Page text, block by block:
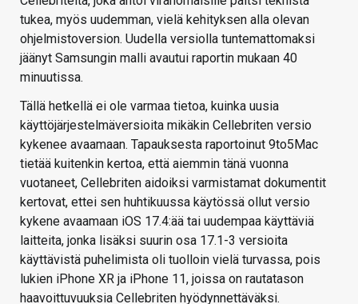
tukea, myös uudemman, vielä kehityksen alla olevan
ohjelmistoversion. Uudella versiolla tuntemattomaksi
jäänyt Samsungin malli avautui raportin mukaan 40
minuutissa.
Tällä hetkellä ei ole varmaa tietoa, kuinka uusia
käyttöjärjestelmäversioita mikäkin Cellebriten versio
kykenee avaamaan. Tapauksesta raportoinut 9to5Mac
tietää kuitenkin kertoa, että aiemmin tänä vuonna
vuotaneet, Cellebriten aidoiksi varmistamat dokumentit
kertovat, ettei sen huhtikuussa käytössä ollut versio
kykene avaamaan iOS 17.4:ää tai uudempaa käyttäviä
laitteita, jonka lisäksi suurin osa 17.1-3 versioita
käyttävistä puhelimista oli tuolloin vielä turvassa, pois
lukien iPhone XR ja iPhone 11, joissa on rautatason
haavoittuvuuksia Cellebriten hyödynnettäväksi.